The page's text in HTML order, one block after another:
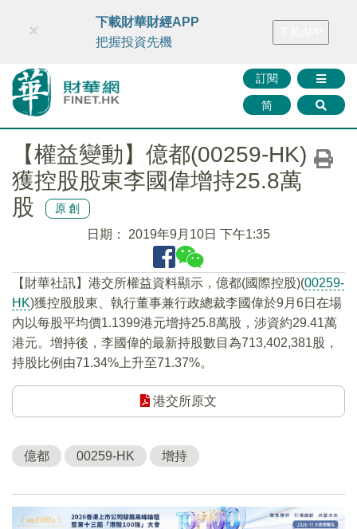
財華智庫網 FINTV FINMETA 財華證券 媒體矩陣
訂閱
简
×
下載財華財經APP
把握投資先機
【權益變動】億都(00259-HK)
獲控股股東李國偉增持25.8萬
股
原創
日期： 2019年9月10日 下午1:35
【財華社訊】港交所權益資料顯示，億都(國際控股)(00259-
HK)獲控股股東、執行董事兼行政總裁李國偉於9月6日在場
內以每股平均價1.1399港元增持25.8萬股，涉資約29.41萬
港元。增持後，李國偉的最新持股數目為713,402,381股，
持股比例由71.34%上升至71.37%。
港交所原文
億都 00259-HK 增持